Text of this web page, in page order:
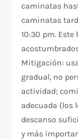
caminatas
caminatas
10:30 pm.
Mitigación:
gradual, no
actividad;
adecuada (los
descanso
y más